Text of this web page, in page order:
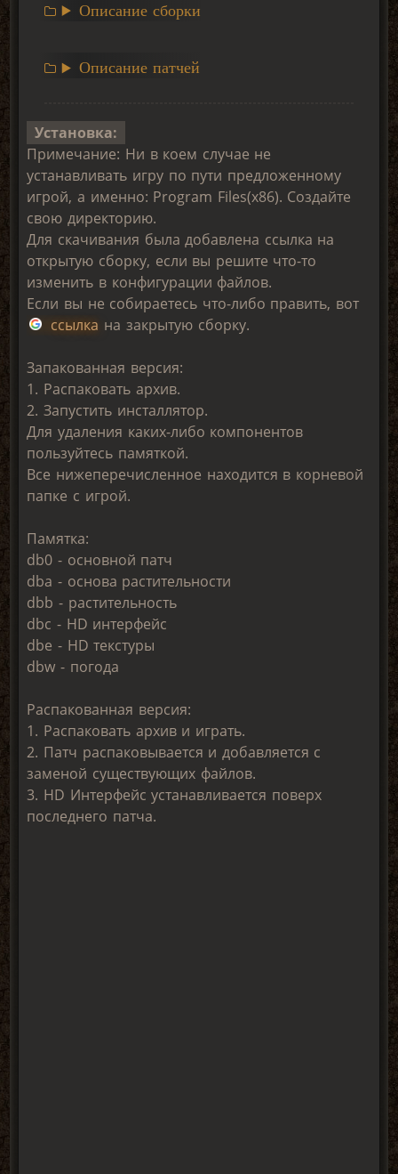
Описание сборки
Описание патчей
Установка:
Примечание: Ни в коем случае не
устанавливать игру по пути предложенному
игрой, а именно: Program Files(x86). Создайте
свою директорию.
Для скачивания была добавлена ссылка на
открытую сборку, если вы решите что-то
изменить в конфигурации файлов.
Если вы не собираетесь что-либо править, вот
ссылка на закрытую сборку.
Запакованная версия:
1. Распаковать архив.
2. Запустить инсталлятор.
Для удаления каких-либо компонентов
пользуйтесь памяткой.
Все нижеперечисленное находится в корневой
папке с игрой.
Памятка:
db0 - основной патч
dba - основа растительности
dbb - растительность
dbc - HD интерфейс
dbe - HD текстуры
dbw - погода
Распакованная версия:
1. Распаковать архив и играть.
2. Патч распаковывается и добавляется с
заменой существующих файлов.
3. HD Интерфейс устанавливается поверх
последнего патча.